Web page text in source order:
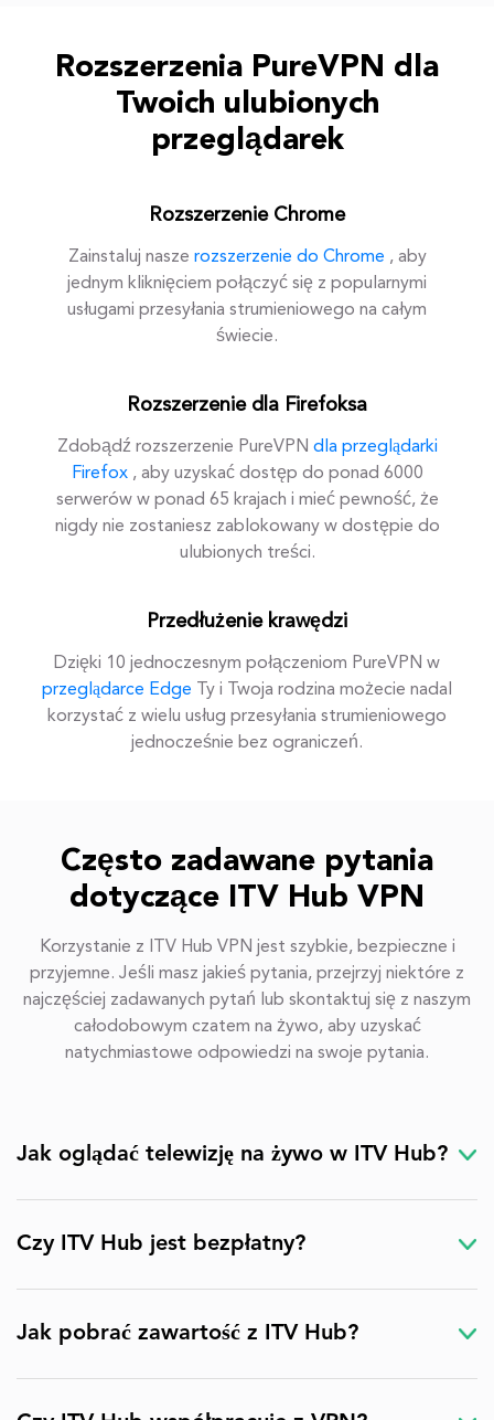
Rozszerzenia PureVPN dla
Twoich ulubionych
przeglądarek
Rozszerzenie Chrome
Zainstaluj nasze rozszerzenie do Chrome , aby
jednym kliknięciem połączyć się z popularnymi
usługami przesyłania strumieniowego na całym
świecie.
Rozszerzenie dla Firefoksa
Zdobądź rozszerzenie PureVPN dla przeglądarki
Firefox, aby uzyskać dostęp do ponad 6000
serwerów w ponad 65 krajach i mieć pewność, że
nigdy nie zostaniesz zablokowany w dostępie do
ulubionych treści.
Przedłużenie krawędzi
Dzięki 10 jednoczesnym połączeniom PureVPN w
przeglądarce Edge Ty i Twoja rodzina możecie nadal
korzystać z wielu usług przesyłania strumieniowego
jednocześnie bez ograniczeń.
Często zadawane pytania
dotyczące ITV Hub VPN
Korzystanie z ITV Hub VPN jest szybkie, bezpieczne i
przyjemne. Jeśli masz jakieś pytania, przejrzyj niektóre z
najczęściej zadawanych pytań lub skontaktuj się z naszym
całodobowym czatem na żywo, aby uzyskać
natychmiastowe odpowiedzi na swoje pytania.
Jak oglądać telewizję na żywo w ITV Hub?
Czy ITV Hub jest bezpłatny?
Jak pobrać zawartość z ITV Hub?